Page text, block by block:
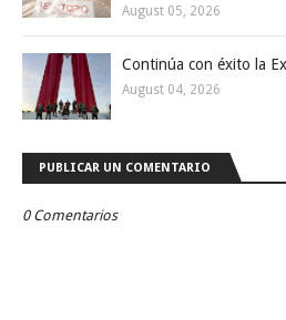
August 05, 2026
Continúa con éxito la
August 04, 2026
PUBLICAR UN COMENTARIO
0 Comentarios